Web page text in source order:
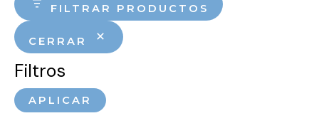
FILTRAR PRODUCTOS
CERRAR
Filtros
APLICAR